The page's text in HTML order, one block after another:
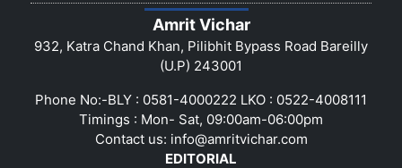
Amrit Vichar
932, Katra Chand Khan, Pilibhit Bypass Road Bareilly
(U.P) 243001
Phone No:-BLY : 0581-4000222 LKO : 0522-4008111
Timings : Mon- Sat, 09:00am-06:00pm
Contact us: info@amritvichar.com
EDITORIAL